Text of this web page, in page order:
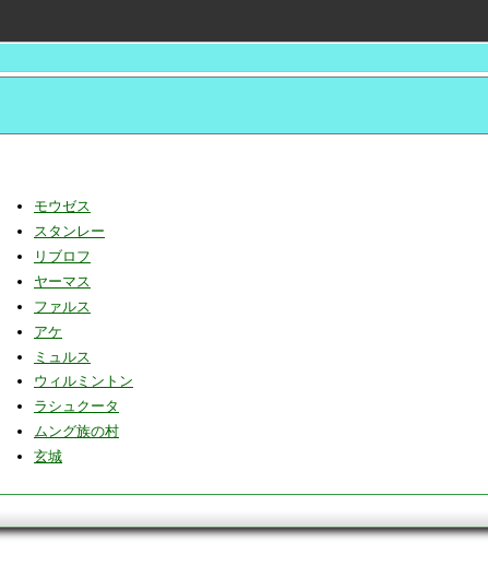
モウゼス
スタンレー
リブロフ
ヤーマス
ファルス
アケ
ミュルス
ウィルミントン
ラシュクータ
ムング族の村
玄城